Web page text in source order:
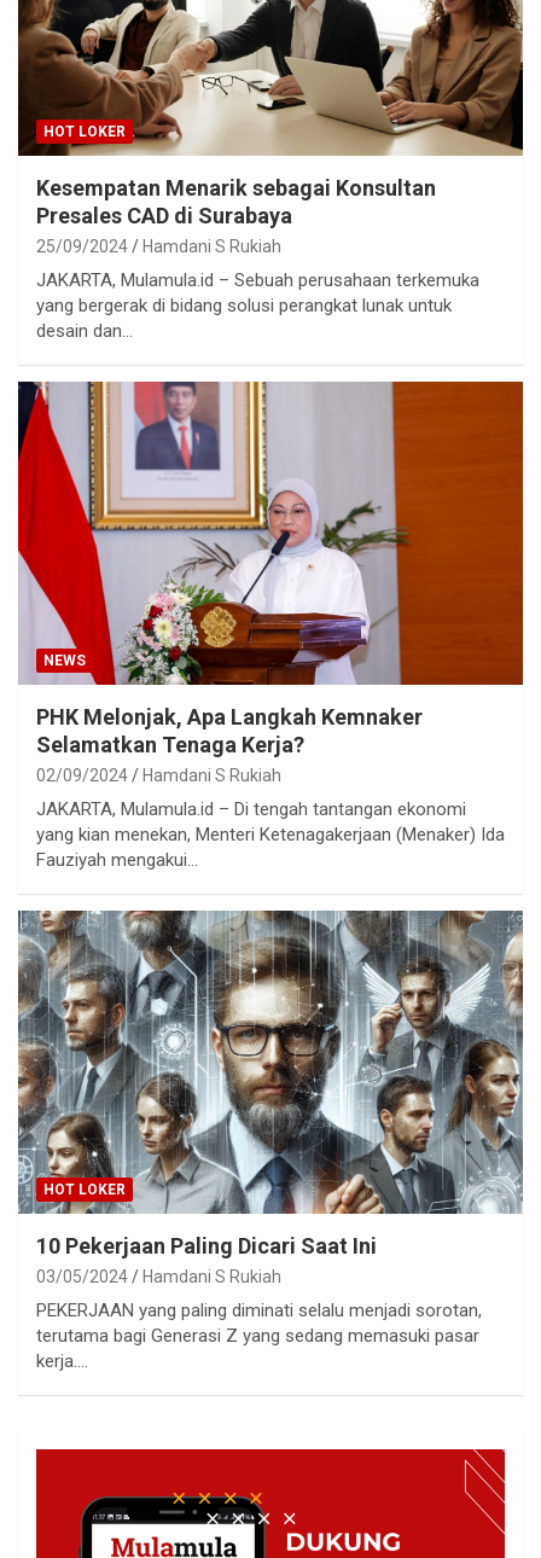
HOT LOKER
Kesempatan Menarik sebagai Konsultan
Presales CAD di Surabaya
25/09/2024 Hamdani S Rukiah
JAKARTA, Mulamula.id – Sebuah perusahaan terkemuka
yang bergerak di bidang solusi perangkat lunak untuk
desain dan…
NEWS
PHK Melonjak, Apa Langkah Kemnaker
Selamatkan Tenaga Kerja?
02/09/2024 Hamdani S Rukiah
JAKARTA, Mulamula.id – Di tengah tantangan ekonomi
yang kian menekan, Menteri Ketenagakerjaan (Menaker) Ida
Fauziyah mengakui…
HOT LOKER
10 Pekerjaan Paling Dicari Saat Ini
03/05/2024 Hamdani S Rukiah
PEKERJAAN yang paling diminati selalu menjadi sorotan,
terutama bagi Generasi Z yang sedang memasuki pasar
kerja.…